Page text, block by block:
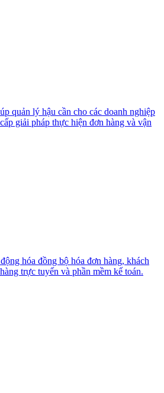
quản lý hậu cần cho các doanh nghiệp
giải pháp thực hiện đơn hàng và vận
hóa đồng bộ hóa đơn hàng, khách
trực tuyến và phần mềm kế toán.